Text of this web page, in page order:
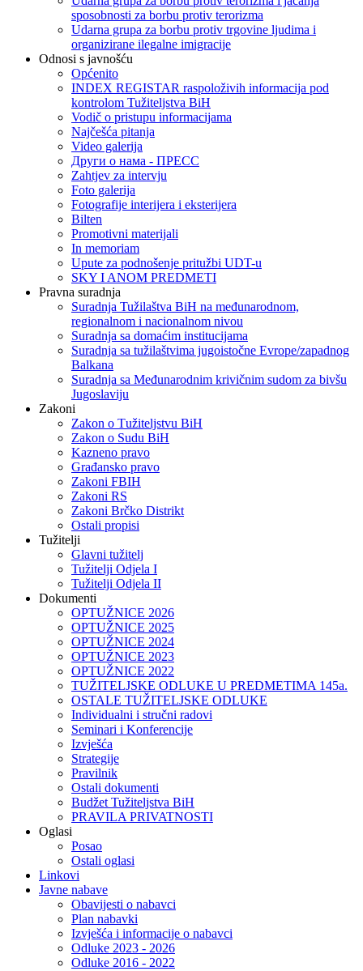
sposobnosti za borbu protiv terorizma
Udarna grupa za borbu protiv trgovine ljudima i
organizirane ilegalne imigracije
Odnosi s javnošću
Općenito
INDEX REGISTAR raspoloživih informacija pod
kontrolom Tužiteljstva BiH
Vodič o pristupu informacijama
Najčešća pitanja
Video galerija
Други о нама - ПРЕСC
Zahtjev za intervju
Foto galerija
Fotografije interijera i eksterijera
Bilten
Promotivni materijali
In memoriam
Upute za podnošenje pritužbi UDT-u
SKY I ANOM PREDMETI
Pravna suradnja
Suradnja Tužilaštva BiH na međunarodnom,
regionalnom i nacionalnom nivou
Suradnja sa domaćim institucijama
Suradnja sa tužilaštvima jugoistočne Evrope/zapadnog
Balkana
Suradnja sa Međunarodnim krivičnim sudom za bivšu
Jugoslaviju
Zakoni
Zakon o Тužiteljstvu BiH
Zakon o Sudu BiH
Kazneno pravo
Građansko pravo
Zakoni FBIH
Zakoni RS
Zakoni Brčko Distrikt
Ostali propisi
Tužitelji
Glavni tužitelj
Tužitelji Odjela I
Tužitelji Odjela II
Dokumenti
OPTUŽNICE 2026
OPTUŽNICE 2025
OPTUŽNICE 2024
OPTUŽNICE 2023
OPTUŽNICE 2022
TUŽITELJSKE ODLUKE U PREDMETIMA 145a.
OSTALE TUŽITELJSKE ODLUKE
Individualni i stručni radovi
Seminari i Konferencije
Izvješća
Strategije
Pravilnik
Ostali dokumenti
Budžet Tužiteljstva BiH
PRAVILA PRIVATNOSTI
Oglasi
Posao
Ostali oglasi
Linkovi
Javne nabave
Obavijesti o nabavci
Plan nabavki
Izvješća i informacije o nabavci
Odluke 2023 - 2026
Odluke 2016 - 2022